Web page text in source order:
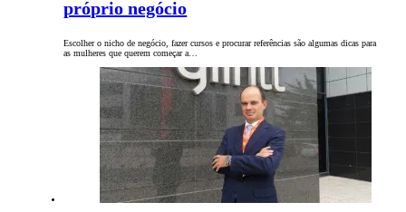
próprio negócio
Escolher o nicho de negócio, fazer cursos e procurar referências são algumas dicas para
as mulheres que querem começar a…